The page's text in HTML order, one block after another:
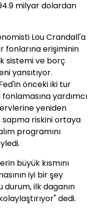
milyar dolardan
Lou Crandall'a
fonlarına erişiminin
sistemi ve borç
yansıtıyor.
önceki iki tur
yardımcı
yeniden
sapma riskini ortaya
programını
büyük kısmını
iyi bir şey
durum, ilk daganın
dedi.